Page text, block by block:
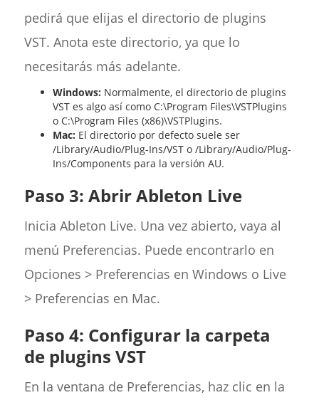
pedirá que elijas el directorio de plugins
VST. Anota este directorio, ya que lo
necesitarás más adelante.
Windows: Normalmente, el directorio de plugins
VST es algo así como C:\Program Files\VSTPlugins
o C:\Program Files (x86)\VSTPlugins.
Mac: El directorio por defecto suele ser
/Library/Audio/Plug-Ins/VST o /Library/Audio/Plug-
Ins/Components para la versión AU.
Paso 3: Abrir Ableton Live
Inicia Ableton Live. Una vez abierto, vaya al
menú Preferencias. Puede encontrarlo en
Opciones > Preferencias en Windows o Live
> Preferencias en Mac.
Paso 4: Configurar la carpeta
de plugins VST
En la ventana de Preferencias, haz clic en la